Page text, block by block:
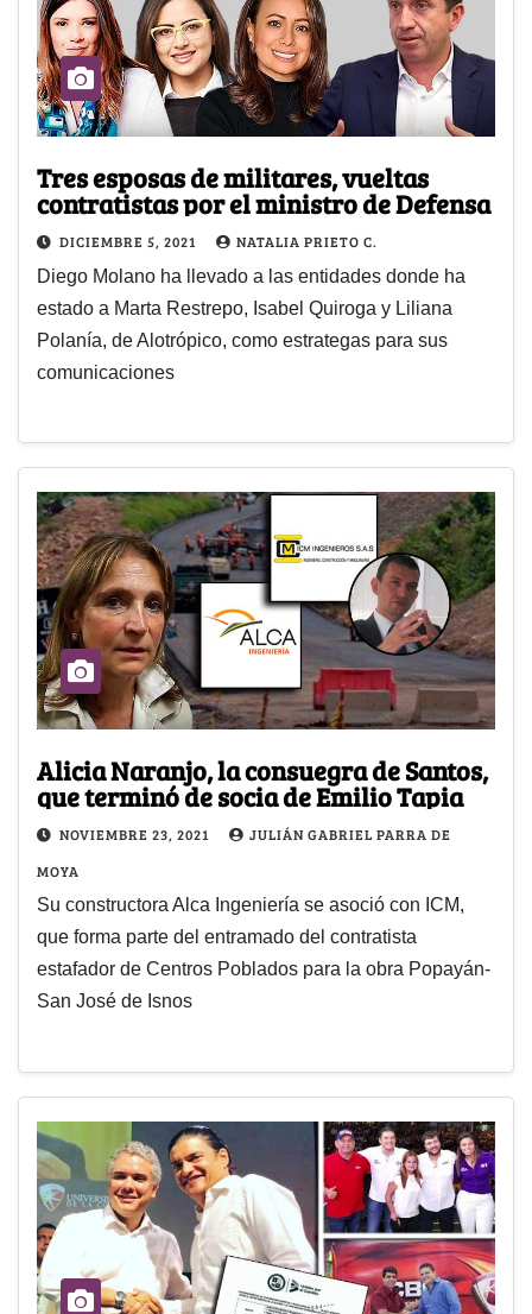
Tres esposas de militares, vueltas
contratistas por el ministro de Defensa
DICIEMBRE 5, 2021 NATALIA PRIETO C.
Diego Molano ha llevado a las entidades donde ha
estado a Marta Restrepo, Isabel Quiroga y Liliana
Polanía, de Alotrópico, como estrategas para sus
comunicaciones
Alicia Naranjo, la consuegra de Santos,
que terminó de socia de Emilio Tapia
NOVIEMBRE 23, 2021
JULIÁN GABRIEL PARRA DE
MOYA
Su constructora Alca Ingeniería se asoció con ICM,
que forma parte del entramado del contratista
estafador de Centros Poblados para la obra Popayán-
San José de Isnos